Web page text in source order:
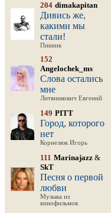
204 dimakapitan
Дивись же,
какими мы
стали!
Пикник
152
Angelochek_ms
Слова остались
мне
Литвинкович Евгений
149 PITT
Город, которого
нет
Корнелюк Игорь
111 Marinajazz &
SkT
Песня о первой
любви
Музыка из
кинофильмов